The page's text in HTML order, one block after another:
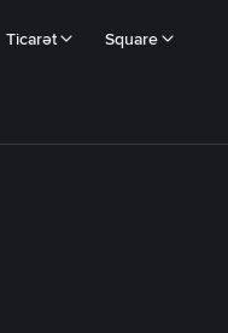
Ticarət Square